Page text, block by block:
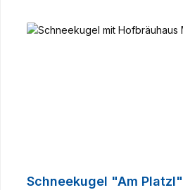
Schneekugel "Am